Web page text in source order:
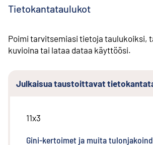
Tietokantataulukot
Poimi tarvitsemiasi tietoja taulukoiksi,
kuvioina tai lataa dataa käyttöösi.
Julkaisua taustoittavat
11x3
Gini-kertoimet ja muita